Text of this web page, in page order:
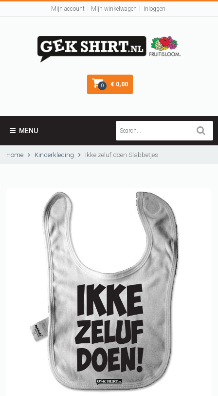
Mijn account Mijn winkelwagen Inloggen
0 € 0,00
MENU
Home Kinderkleding Ikke zeluf doen Slabbetjes